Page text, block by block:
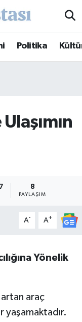
Politika
8
PAYLAŞIM
A- A+
Yönelik
artan araç
yaşamaktadır.